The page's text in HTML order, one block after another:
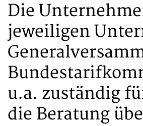
Die
jeweiligen
u.a. zuständig
die Beratung